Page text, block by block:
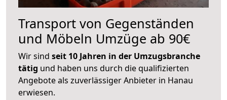
Transport von Gegenständen
und Möbeln Umzüge ab 90€
Wir sind seit 10 Jahren in der Umzugsbranche
tätig und haben uns durch die qualifizierten
Angebote als zuverlässiger Anbieter in Hanau
erwiesen.